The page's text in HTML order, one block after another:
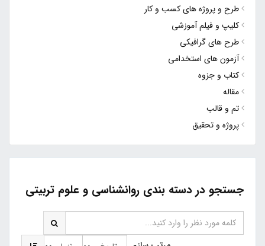
طرح و پروژه های کسب و کار
کلیپ و فیلم آموزشی
طرح های گرافیکی
آزمون های استخدامی
کتاب و جزوه
مقاله
تم و قالب
پروژه و تحقیق
جستجو در دسته بندی روانشناسی و علوم تربیتی